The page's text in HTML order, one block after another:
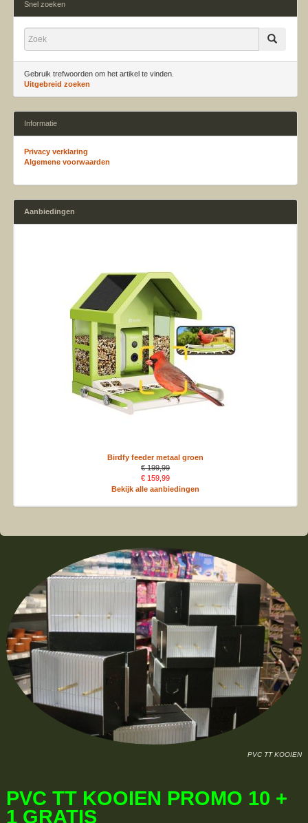
Snel zoeken
Gebruik trefwoorden om het artikel te vinden.
Uitgebreid zoeken
Informatie
Privacy verklaring
Algemene voorwaarden
Aanbiedingen
Birdfy feeder metaal groen
€ 199,99
€ 159,99
Bekijk alle aanbiedingen
PVC TT KOOIEN
PVC TT KOOIEN PROMO 10 +
1 GRATIS